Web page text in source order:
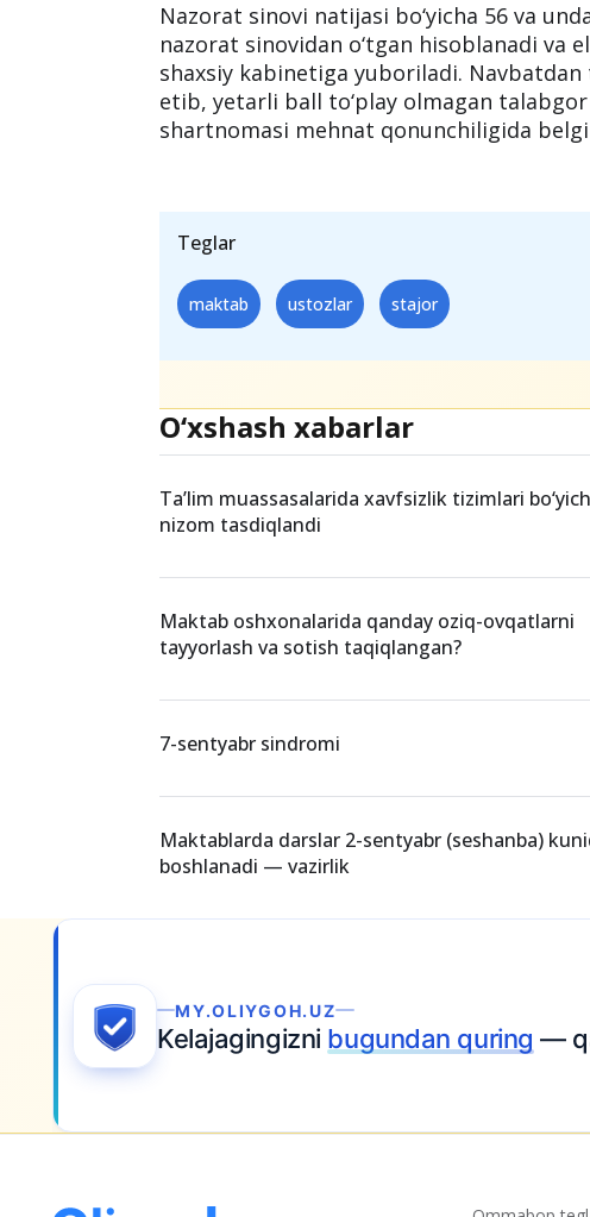
Nazorat sinovi natijasi bo‘yicha 56 va
nazorat sinovidan o‘tgan hisoblanadi va
shaxsiy kabinetiga yuboriladi.
etib, yetarli ball to‘play olmagan
shartnomasi mehnat qonunchiligida
Teglar
maktab ustozlar stajor
O‘xshash xabarlar
Ta’lim muassasalarida xavfsizlik tizimlari
nizom tasdiqlandi
Maktab oshxonalarida qanday oziq-ovqatlarni
tayyorlash va sotish taqiqlangan?
7-sentyabr sindromi
Maktablarda darslar 2-sentyabr (seshanba)
boshlanadi — vazirlik